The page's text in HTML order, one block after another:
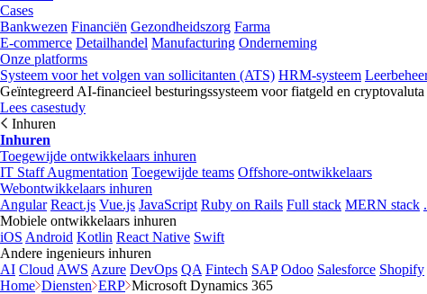
Cases
Bankwezen Financiën Gezondheidszorg Farma
E-commerce Detailhandel Manufacturing Onderneming
Onze platforms
Systeem voor het volgen van sollicitanten (ATS) HRM-systeem
Geïntegreerd AI-financieel besturingssysteem voor fiatgeld en cryptovaluta
Lees casestudy
Inhuren
Inhuren
Toegewijde ontwikkelaars inhuren
IT Staff Augmentation Toegewijde teams Offshore-ontwikkelaars
Webontwikkelaars inhuren
Angular React.js Vue.js JavaScript Ruby on Rails Full stack MERN stack
Mobiele ontwikkelaars inhuren
iOS Android Kotlin React Native Swift
Andere ingenieurs inhuren
AI Cloud AWS Azure DevOps QA Fintech SAP Odoo Salesforce Shopify
Home Diensten ERP Microsoft Dynamics 365